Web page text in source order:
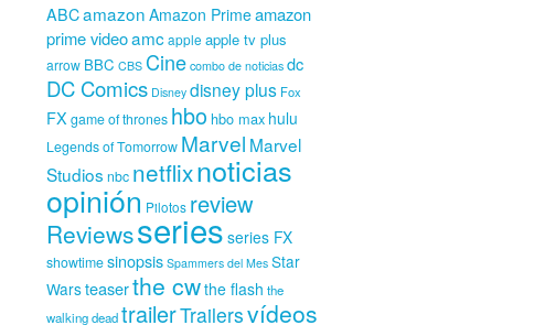
ABCamazon Amazon Primeamazon
prime videoamcapple apple tv plus
arrow BBC CBS Cine combo de noticias dc
DC Comics Disney disney plus Fox
FX game of thrones hbo hbo max hulu
Legends of Tomorrow Marvel Marvel
Studios nbc netflixnoticias
opinión Pilotos review
Reviewsseries series FX
showtimesinopsis Spammers del Mes Star
Warsteaserthe cwthe flash the
walking deadtrailerTrailersvídeos